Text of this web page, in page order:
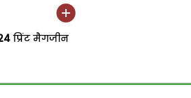
प्रिंट मैगजीन